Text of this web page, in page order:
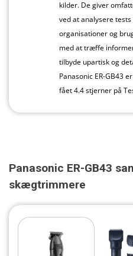
kilder. De giver
ved at analysere
organisationer og
med at træffe
tilbyde upartisk og
Panasonic ER-GB43
fået 4.4 stjerner på
Panasonic ER-GB43
skægtrimmere